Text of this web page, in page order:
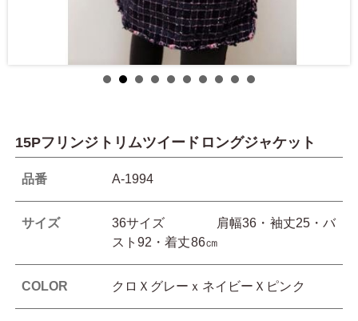
15Pフリンジトリムツイードロングジャケット
品番 A-1994
サイズ
36サイズ 肩幅36・袖丈25・バ
スト92・着丈86㎝
COLOR クロＸグレーｘネイビーＸピンク